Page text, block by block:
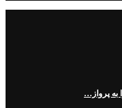
به پرواز…